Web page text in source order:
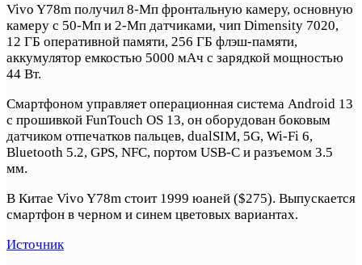
Vivo Y78m получил 8-Мп фронтальную камеру, основную
камеру с 50-Мп и 2-Мп датчиками, чип Dimensity 7020,
12 ГБ оперативной памяти, 256 ГБ флэш-памяти,
аккумулятор емкостью 5000 мАч с зарядкой мощностью
44 Вт.
Смартфоном управляет операционная система Android 13
с прошивкой FunTouch OS 13, он оборудован боковым
датчиком отпечатков пальцев, dualSIM, 5G, Wi-Fi 6,
Bluetooth 5.2, GPS, NFC, портом USB-C и разъемом 3.5
мм.
В Китае Vivo Y78m стоит 1999 юаней ($275). Выпускается
смартфон в черном и синем цветовых вариантах.
Источник